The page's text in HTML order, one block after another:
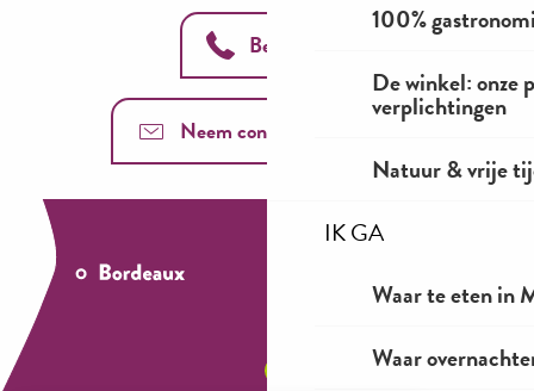
100%
De winkel: onze
verplichtingen
Natuur & vrije
IK GA
Waar te eten in
Waar
Bel ons
Neem contact met ons op